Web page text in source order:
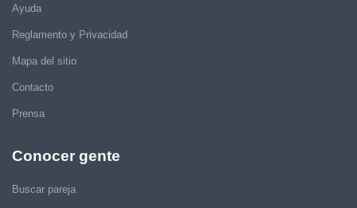
Ayuda
Reglamento y Privacidad
Mapa del sitio
Contacto
Prensa
Conocer gente
Buscar pareja